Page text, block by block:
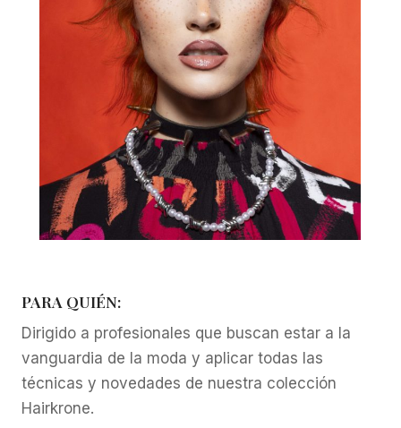
PARA QUIÉN:
Dirigido a profesionales que buscan estar a la
vanguardia de la moda y aplicar todas las
técnicas y novedades de nuestra colección
Hairkrone.